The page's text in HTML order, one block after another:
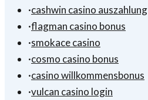
·cashwin casino auszahlung
·flagman casino bonus
·smokace casino
·cosmo casino bonus
·casino willkommensbonus
·vulcan casino login